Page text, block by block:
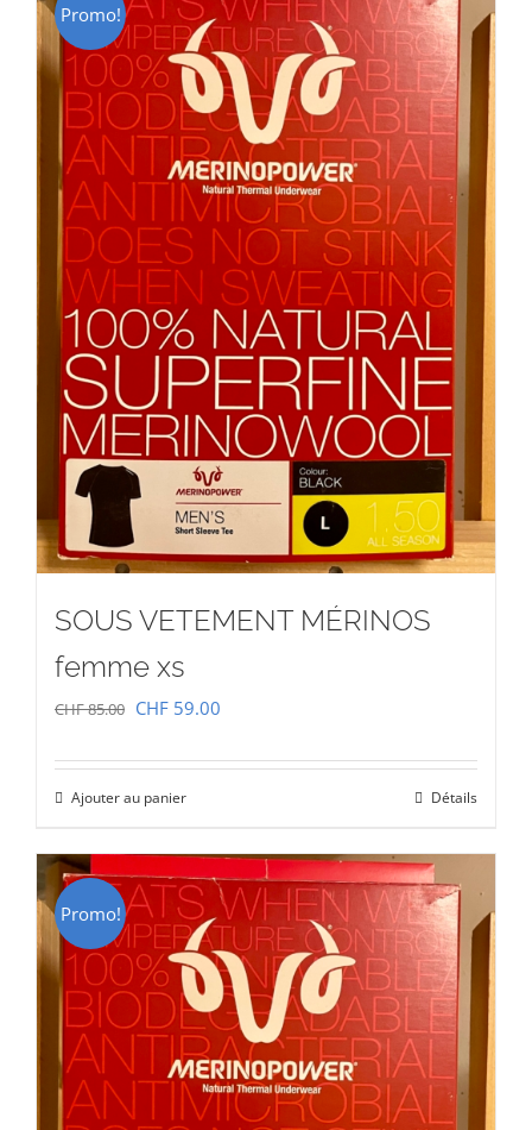
Promo!
SOUS VETEMENT MÉRINOS
femme xs
CHF85.00 Le
initial
était :
CHF 85.00.
CHF 59.00
actuel
CHF 59.00.
Ajouter au panier Détails
Promo!